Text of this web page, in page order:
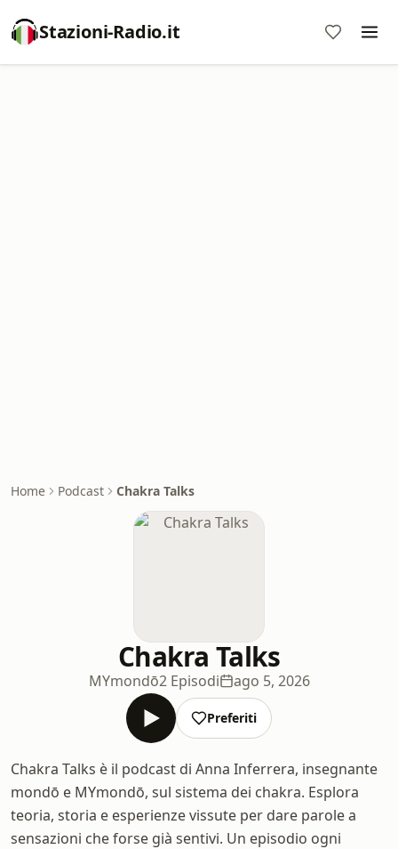
Stazioni-Radio.it
Home Podcast Chakra Talks
Chakra Talks
MYmondō2 Episodi ago 5, 2026
Preferiti
Chakra Talks è il podcast di Anna Inferrera, insegnante
mondō e MYmondō, sul sistema dei chakra. Esplora
teoria, storia e esperienze vissute per dare parole a
sensazioni che forse già sentivi. Un episodio ogni